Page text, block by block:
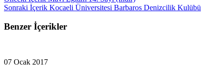
Sonraki İçerik Kocaeli Üniversitesi Barbaros Denizcilik Kulübü
Benzer İçerikler
07 Ocak 2017